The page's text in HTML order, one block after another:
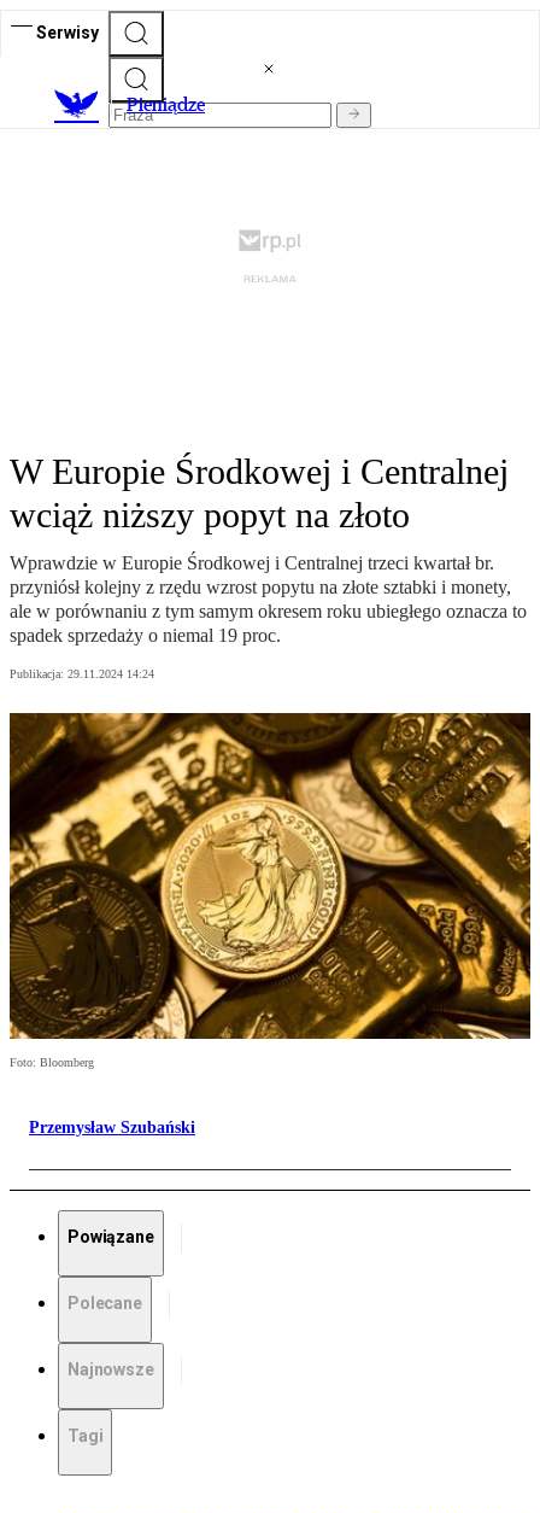
Serwisy
Pieniądze
W Europie Środkowej i Centralnej
wciąż niższy popyt na złoto
Wprawdzie w Europie Środkowej i Centralnej trzeci kwartał br.
przyniósł kolejny z rzędu wzrost popytu na złote sztabki i monety,
ale w porównaniu z tym samym okresem roku ubiegłego oznacza to
spadek sprzedaży o niemal 19 proc.
Publikacja: 29.11.2024 14:24
Foto: Bloomberg
Przemysław Szubański
Powiązane
Polecane
Najnowsze
Tagi